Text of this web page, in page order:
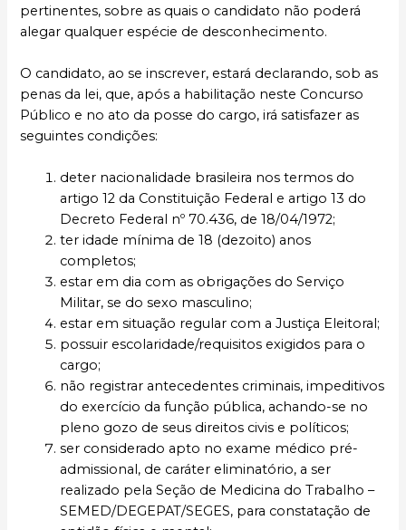
pertinentes, sobre as quais o candidato não poderá
alegar qualquer espécie de desconhecimento.
O candidato, ao se inscrever, estará declarando, sob as
penas da lei, que, após a habilitação neste Concurso
Público e no ato da posse do cargo, irá satisfazer as
seguintes condições:
deter nacionalidade brasileira nos termos do
artigo 12 da Constituição Federal e artigo 13 do
Decreto Federal nº 70.436, de 18/04/1972;
ter idade mínima de 18 (dezoito) anos
completos;
estar em dia com as obrigações do Serviço
Militar, se do sexo masculino;
estar em situação regular com a Justiça Eleitoral;
possuir escolaridade/requisitos exigidos para o
cargo;
não registrar antecedentes criminais, impeditivos
do exercício da função pública, achando-se no
pleno gozo de seus direitos civis e políticos;
ser considerado apto no exame médico pré-
admissional, de caráter eliminatório, a ser
realizado pela Seção de Medicina do Trabalho –
SEMED/DEGEPAT/SEGES, para constatação de